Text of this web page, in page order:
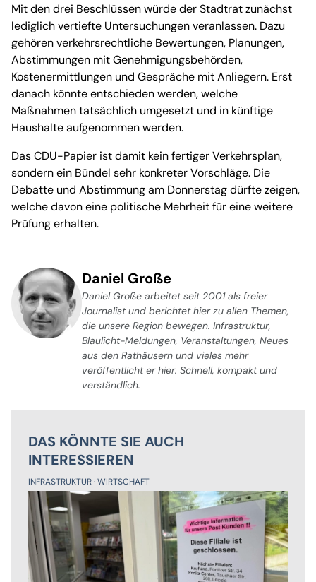
Mit den drei Beschlüssen würde der Stadtrat zunächst
lediglich vertiefte Untersuchungen veranlassen. Dazu
gehören verkehrsrechtliche Bewertungen, Planungen,
Abstimmungen mit Genehmigungsbehörden,
Kostenermittlungen und Gespräche mit Anliegern. Erst
danach könnte entschieden werden, welche
Maßnahmen tatsächlich umgesetzt und in künftige
Haushalte aufgenommen werden.
Das CDU-Papier ist damit kein fertiger Verkehrsplan,
sondern ein Bündel sehr konkreter Vorschläge. Die
Debatte und Abstimmung am Donnerstag dürfte zeigen,
welche davon eine politische Mehrheit für eine weitere
Prüfung erhalten.
Daniel Große
Daniel Große arbeitet seit 2001 als freier
Journalist und berichtet hier zu allen Themen,
die unsere Region bewegen. Infrastruktur,
Blaulicht-Meldungen, Veranstaltungen, Neues
aus den Rathäusern und vieles mehr
veröffentlicht er hier. Schnell, kompakt und
verständlich.
DAS KÖNNTE SIE AUCH
INTERESSIEREN
INFRASTRUKTUR WIRTSCHAFT